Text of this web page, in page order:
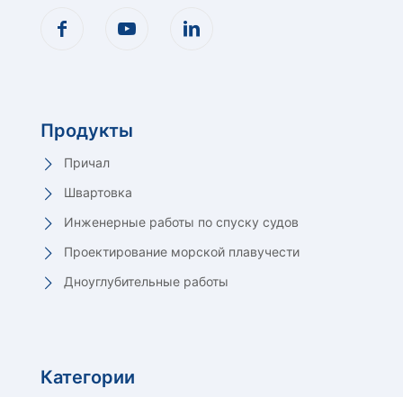
Продукты
Причал
Швартовка
Инженерные работы по спуску судов
Проектирование морской плавучести
Дноуглубительные работы
Категории